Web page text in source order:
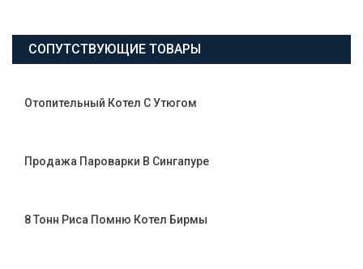
СОПУТСТВУЮЩИЕ ТОВАРЫ
Отопительный Котел С Утюгом
Продажа Пароварки В Сингапуре
8 Тонн Риса Помню Котел Бирмы